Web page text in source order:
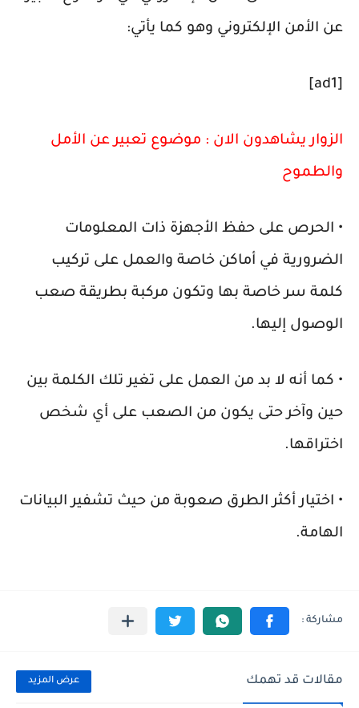
عن الأمن الإلكتروني وهو كما يأتي:
[ad1]
الزوار يشاهدون الان : موضوع تعبير عن الأمل
والطموح
• الحرص على حفظ الأجهزة ذات المعلومات
الضرورية في أماكن خاصة والعمل على تركيب
كلمة سر خاصة بها وتكون مركبة بطريقة صعب
الوصول إليها.
• كما أنه لا بد من العمل على تغير تلك الكلمة بين
حين وآخر حتى يكون من الصعب على أي شخص
اختراقها.
• اختيار أكثر الطرق صعوبة من حيث تشفير البيانات
الهامة.
مقالات قد تهمك عرض المزيد